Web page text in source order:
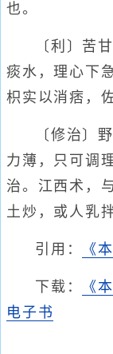
也。
〔利〕苦
痰水，理心下
枳实以消痞，
〔修治〕
力薄，只可调
治。江西术，
土炒，或人乳
引用： 《
下载： 《
电子书